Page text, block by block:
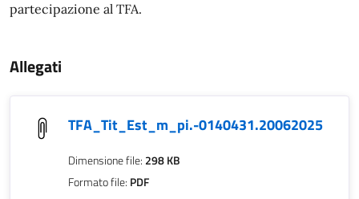
partecipazione al TFA.
Allegati
TFA_Tit_Est_m_pi.-0140431.20062025
Dimensione file: 298 KB
Formato file: PDF